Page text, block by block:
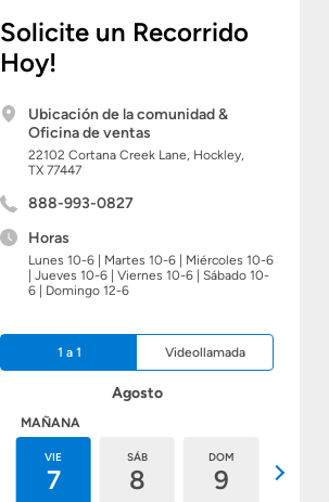
Solicite un Recorrido
Hoy!
Ubicación de la comunidad &
Oficina de ventas
22102 Cortana Creek Lane, Hockley,
TX 77447
888-993-0827
Horas
Lunes 10-6 | Martes 10-6 | Miércoles 10-6
| Jueves 10-6 | Viernes 10-6 | Sábado 10-
6 | Domingo 12-6
1 a 1 Videollamada
Agosto
MAÑANA
VIE
7
SÁB
8
DOM
9